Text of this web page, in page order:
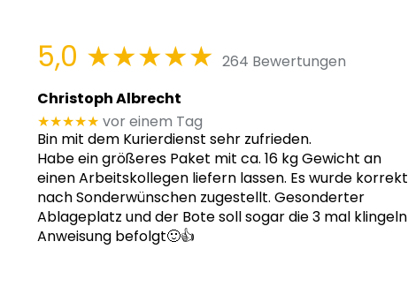
5,0 ★★★★★ 264 Bewertungen
Christoph Albrecht
★★★★★ vor einem Tag
Bin mit dem Kurierdienst sehr zufrieden.
Habe ein größeres Paket mit ca. 16 kg Gewicht an
einen Arbeitskollegen liefern lassen. Es wurde korrekt
nach Sonderwünschen zugestellt. Gesonderter
Ablageplatz und der Bote soll sogar die 3 mal klingeln
Anweisung befolgt🙂👍